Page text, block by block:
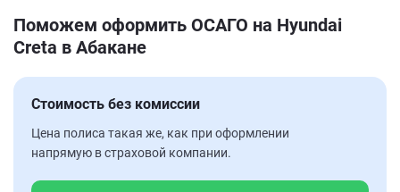
Поможем оформить ОСАГО на Hyundai
Creta в Абакане
Стоимость без комиссии
Цена полиса такая же, как при оформлении
напрямую в страховой компании.